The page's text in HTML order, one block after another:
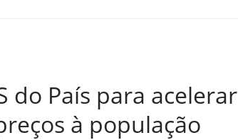
do País para acelerar
à população